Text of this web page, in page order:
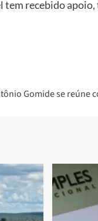
recebido
Gomide se reúne